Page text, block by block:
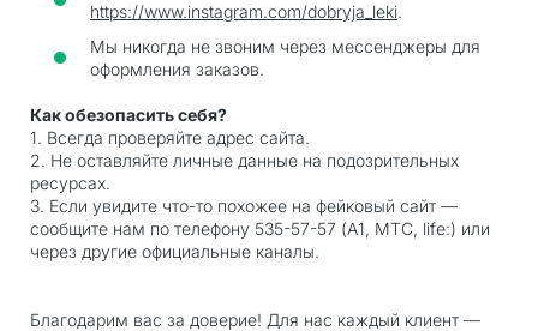
https://www.instagram.com/dobryja_leki.
Мы никогда не звоним через мессенджеры для
оформления заказов.
Как обезопасить себя?
1. Всегда проверяйте адрес сайта.
2. Не оставляйте личные данные на подозрительных
ресурсах.
3. Если увидите что-то похожее на фейковый сайт —
сообщите нам по телефону 535-57-57 (А1, МТС, life:) или
через другие официальные каналы.
Благодарим вас за доверие! Для нас каждый клиент —